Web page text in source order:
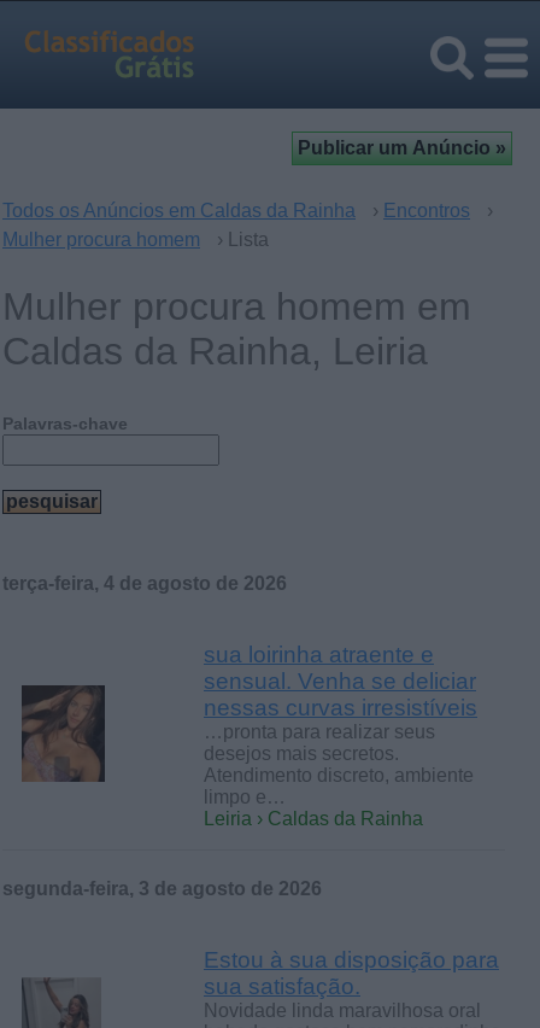
Todos os Anúncios em Caldas da Rainha › Encontros
›
Mulher procura homem
› Lista
Mulher procura homem em
Caldas da Rainha, Leiria
Palavras-chave
terça-feira, 4 de agosto de 2026
sua loirinha atraente e
sensual. Venha se deliciar
nessas curvas irresistíveis
…pronta para realizar seus
desejos mais secretos.
Atendimento discreto, ambiente
limpo e…
Leiria › Caldas da Rainha
segunda-feira, 3 de agosto de 2026
Estou à sua disposição para
sua satisfação.
Novidade linda maravilhosa oral